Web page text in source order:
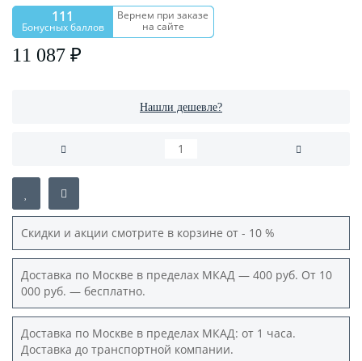
111
Бонусных баллов
Вернем при заказе
на сайте
11 087 ₽
Нашли дешевле?
Скидки и акции смотрите в корзине от - 10 %
Доставка по Москве в пределах МКАД — 400 руб. От 10
000 руб. — бесплатно.
Доставка по Москве в пределах МКАД: от 1 часа.
Доставка до транспортной компании.